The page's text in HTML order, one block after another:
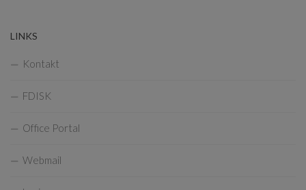
LINKS
Kontakt
FDISK
Office Portal
Webmail